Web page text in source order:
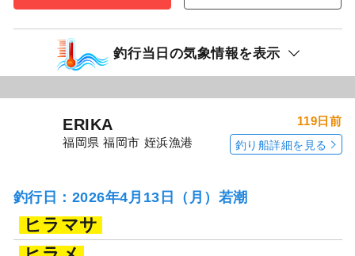
釣行当日の気象情報を表示
ERIKA
福岡県 福岡市 姪浜漁港
119日前
釣り船詳細を見る
釣行日：2026年4月13日（月）若潮
ヒラマサ